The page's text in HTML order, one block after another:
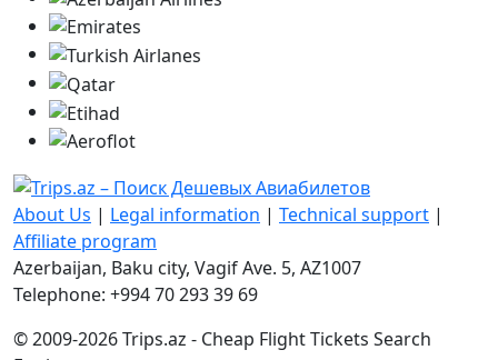
About Us | Legal information | Technical support |
Affiliate program
Azerbaijan, Baku city, Vagif Ave. 5, AZ1007
Telephone: +994 70 293 39 69
© 2009-2026 Trips.az - Cheap Flight Tickets Search